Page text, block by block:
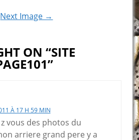
Next Image →
ON “SITE
À 17 H 59 MIN
vous des photos du
arriere grand pere y a